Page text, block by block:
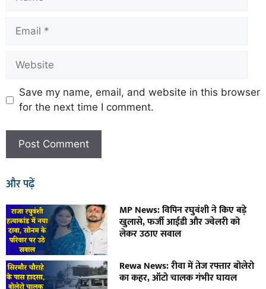
Save my name, email, and website in this browser
for the next time I comment.
और पढ़ें
MP News: विपिन रघुवंशी ने किए बड़े
खुलासे, फर्जी आईडी और ज्वेलरी को
लेकर उठाए सवाल
Rewa News: रीवा में तेज रफ्तार बोलेरो
का कहर, ऑटो चालक गंभीर घायल